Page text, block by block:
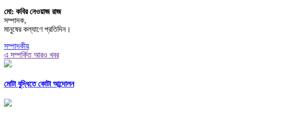
মো: কবির নেওয়াজ রাজ
সম্পাদক,
মানুষের কল্যাণে প্রতিদিন।
সম্পাদকীয়
এ সম্পর্কিত আরও খবর
মোটা বুদ্ধিতে কোটা আন্দোলন